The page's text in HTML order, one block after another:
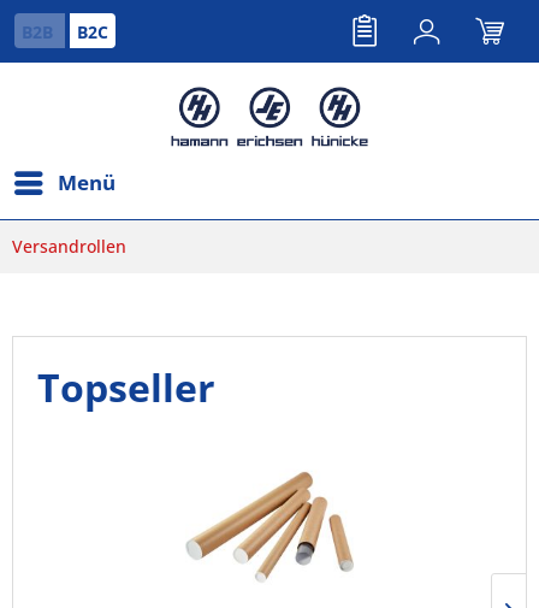
B2B B2C
Menü
Versandrollen
Topseller